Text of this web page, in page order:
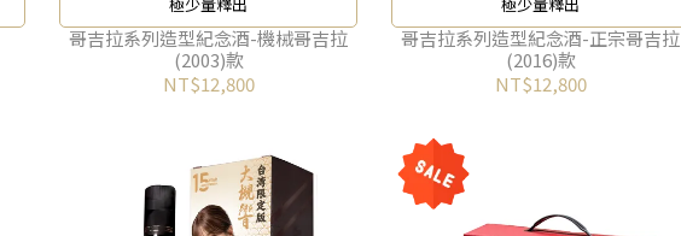
極少量釋出
哥吉拉系列造型紀念酒-機械哥吉拉
(2003)款
NT$12,800
極少量釋出
哥吉拉系列造型紀念酒-正宗哥吉拉
(2016)款
NT$12,800